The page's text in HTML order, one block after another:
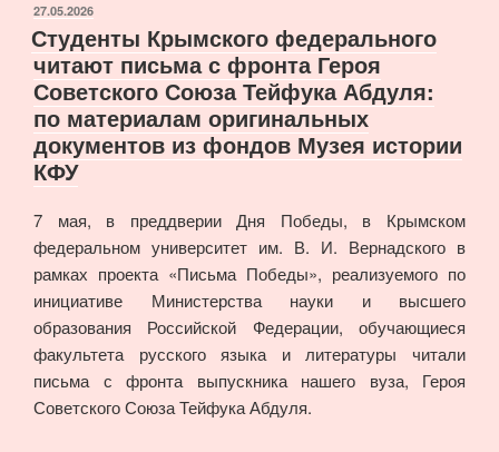
истории
КФУ
в
мае
2026
г.»
ОПУБЛИКОВАНО
27.05.2026
Студенты Крымского федерального
читают письма с фронта Героя
Советского Союза Тейфука Абдуля:
по материалам оригинальных
документов из фондов Музея истории
КФУ
7 мая, в преддверии Дня Победы, в Крымском
федеральном университет им. В. И. Вернадского в
рамках проекта «Письма Победы», реализуемого по
инициативе Министерства науки и высшего
образования Российской Федерации, обучающиеся
факультета русского языка и литературы читали
письма с фронта выпускника нашего вуза, Героя
Советского Союза Тейфука Абдуля.